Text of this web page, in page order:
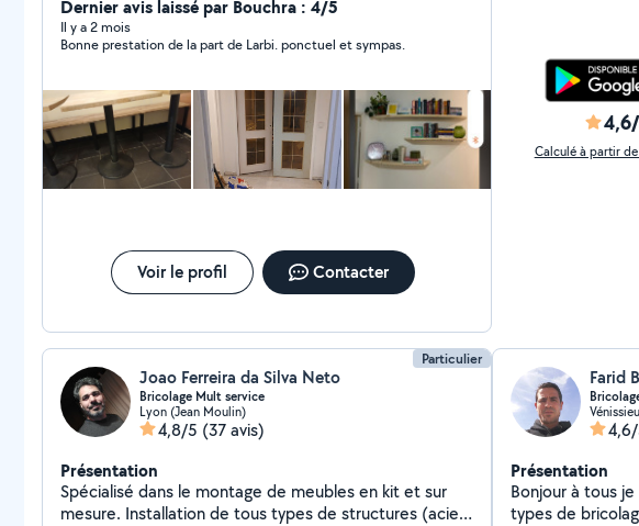
, rénovation., aménagement d intérieur .montage de
meuble cuisine décoration et aussi réparation et
fabrication d ouvrages métalliques. De préférence
marchands de tapis. Devis gratuit
Dernier avis laissé par Bouchra : 4/5
Il y a 2 mois
Bonne prestation de la part de Larbi. ponctuel et sympas.
Voir le profil Contacter
Calculé à partir de
Particulier
Joao Ferreira da Silva Neto
Bricolage Mult service
Lyon (Jean Moulin)
4,8/5 (37 avis)
Présentation
Spécialisé dans le montage de meubles en kit et sur
mesure. Installation de tous types de structures (acier,
Farid
Présentation
Bonjour à tous je
types de bricolage et menuisierie montage